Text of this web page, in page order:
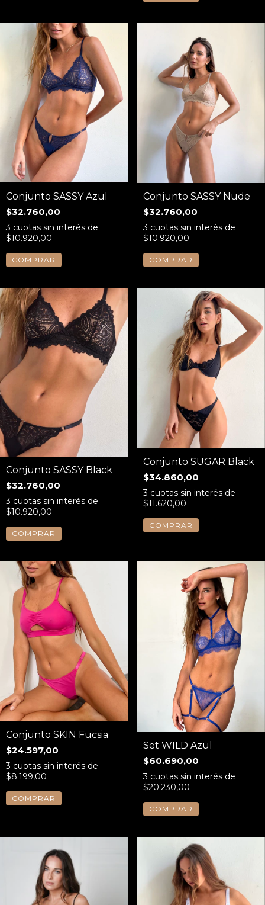
Conjunto SASSY Azul
$32.760,00
3 cuotas sin interés de
$10.920,00
COMPRAR
Conjunto SASSY Nude
$32.760,00
3 cuotas sin interés de
$10.920,00
COMPRAR
Conjunto SASSY Black
$32.760,00
3 cuotas sin interés de
$10.920,00
COMPRAR
Conjunto SUGAR Black
$34.860,00
3 cuotas sin interés de
$11.620,00
COMPRAR
Conjunto SKIN Fucsia
$24.597,00
3 cuotas sin interés de
$8.199,00
COMPRAR
Set WILD Azul
$60.690,00
3 cuotas sin interés de
$20.230,00
COMPRAR